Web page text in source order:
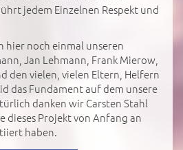
jedem Einzelnen Respekt und
hier noch einmal unseren
Jan Lehmann, Frank Mierow,
den vielen, vielen Eltern, Helfern
das Fundament auf dem unsere
danken wir Carsten Stahl
dieses Projekt von Anfang an
haben.